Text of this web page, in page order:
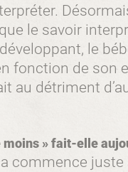
le savoir
le
fonction de son
au détriment
» fait-elle
commence